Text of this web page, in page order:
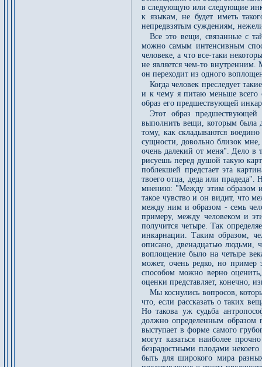
в следующую или следующие
к языкам, не будет иметь
непредвзятым суждениям,
Все это вещи, связанные с
можно самым интенсивным
человеке, а что все-таки
не является чем-то
он переходит из одного
Когда человек преследует
и к чему я питаю меньше всего
образ его предшествующей
Этот образ предшествующей
выполнить вещи, которым была
тому, как складываются
сущности, довольно близок
очень далекий от меня". Дело в
рисуешь перед душой такую
поблекшей предстает эта
твоего отца, деда или прадеда".
мнению: "Между этим образом и
такое чувство и он видит, что
между ним и образом - семь
примеру, между человеком и
получится четыре. Так
инкарнации. Таким образом,
описано, двенадцатью людьми,
воплощение было на четыре
может, очень редко, но пример
способом можно верно
оценки представляет, конечно,
Мы коснулись вопросов,
что, если рассказать о таких
Но такова уж судьба
должно определенным образом
выступает в форме самого
могут казаться наиболее
безрадостными плодами
быть для широкого мира